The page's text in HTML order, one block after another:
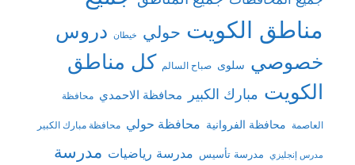
مناطق الكويت حولي خيطان دروس
خصوصي سلوى صباح السالم كل مناطق
الكويت مبارك الكبير محافظة الاحمدي محافظة
العاصمة محافظة الفروانية محافظة حولي محافظة مبارك الكبير
مدرس إنجليزي مدرسة تأسيس مدرسة رياضيات مدرسة